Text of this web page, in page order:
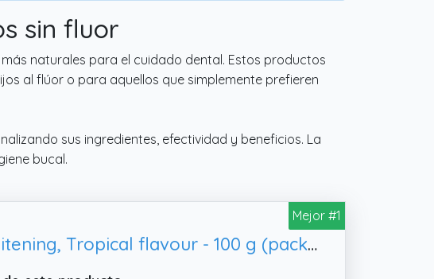
sin fluor
naturales para el cuidado dental. Estos productos
al flúor o para aquellos que simplemente prefieren
sus ingredientes, efectividad y beneficios. La
bucal.
Mejor #1
Biomed Superwhite Natural Coconut Toothpaste for Gentle Whitening, Tropical flavour - 100 g (pack of 3) - New Formula and Flavour (Packaging May Vary)